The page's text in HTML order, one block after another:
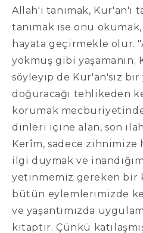
Allah'ı tanımak, Kur'an'ı
tanımak ise onu okumak,
hayata geçirmekle olur.
yokmuş gibi yaşamanın;
söyleyip de Kur'an'sız bir
doğuracağı tehlikeden
korumak
dinleri içine alan, son
Kerîm, sadece
ilgi duymak ve
yetinmemiz gereken bir
bütün eylemlerimizde
ve yaşantımızda
kitaptır. Çünkü